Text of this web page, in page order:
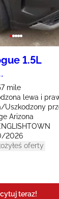
1.5L
mile
lewa i
Uszkodzony
Arizona
2026
oferty
teraz!